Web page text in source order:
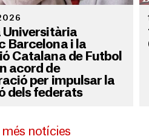
Universitària
Barcelona i la
Catalana de Futbol
acord de
per impulsar la
dels federats
més notícies